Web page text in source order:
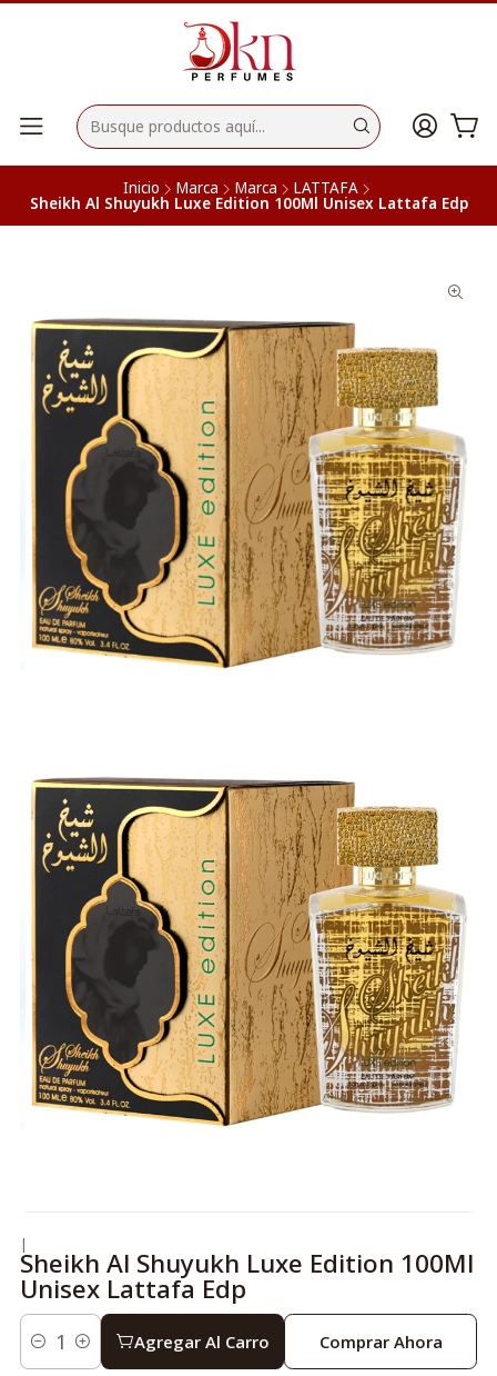
Inicio Marca Marca LATTAFA
Sheikh Al Shuyukh Luxe Edition 100Ml Unisex Lattafa Edp
|
Sheikh Al Shuyukh Luxe Edition 100Ml
Unisex Lattafa Edp
Cantidad
Agregar Al Carro Comprar Ahora